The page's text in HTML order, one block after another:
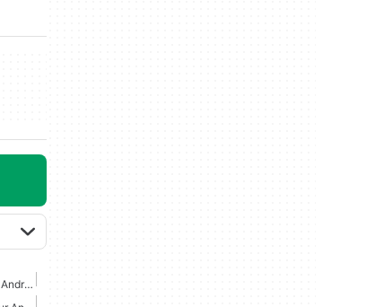
Éditeur De Photo AI Gratuit Pour Android